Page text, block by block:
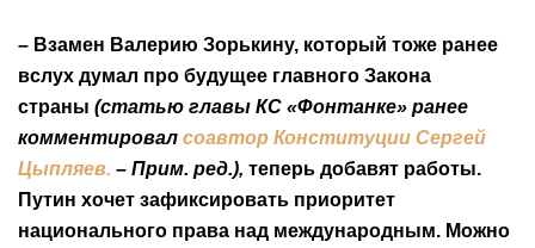
– Взамен Валерию Зорькину, который тоже ранее
вслух думал про будущее главного Закона
страны (статью главы КС «Фонтанке» ранее
комментировал соавтор Конституции Сергей
Цыпляев. – Прим. ред.), теперь добавят работы.
Путин хочет зафиксировать приоритет
национального права над международным. Можно